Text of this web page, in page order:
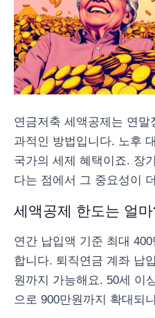
연금저축 세액공제는 연
과적인 방법입니다. 노후
국가의 세제 혜택이죠. 장
다는 점에서 그 중요성이
세액공제 한도는 얼
연간 납입액 기준 최대
합니다. 퇴직연금 계좌 납
원까지 가능해요. 50세 이
으로 900만원까지 확대되